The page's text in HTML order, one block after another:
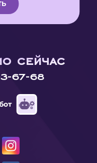
сейчас
67-68